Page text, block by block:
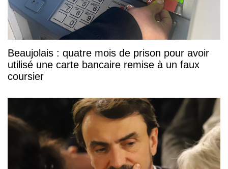
Beaujolais : quatre mois de prison pour avoir
utilisé une carte bancaire remise à un faux
coursier